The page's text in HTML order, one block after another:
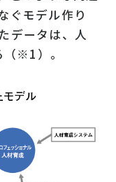
ぐモデル作り
データは、人
※1）。